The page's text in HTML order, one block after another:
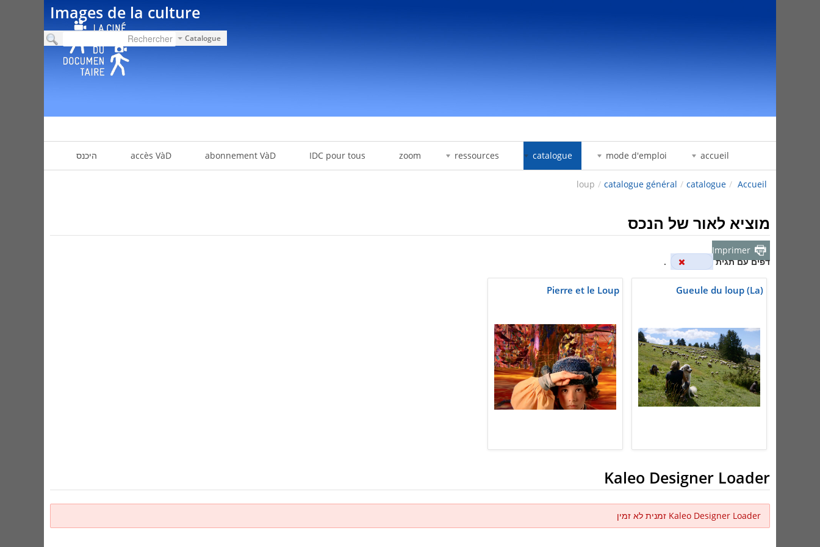
Images de la culture
Catalogue
accueil
mode d'emploi
catalogue
ressources
zoom
IDC pour tous
abonnement VàD
accès VàD היכנס
Accueil
/
catalogue
/
catalogue général
/
loup
מוציא לאור של הנכס
דפים עם תגית .
Imprimer
Gueule du loup (La)
Pierre et le Loup
Kaleo Designer Loader
Kaleo Designer Loader זמנית לא זמין